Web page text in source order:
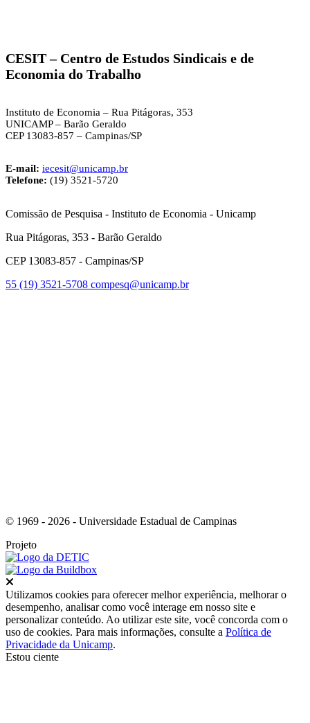
CESIT – Centro de Estudos Sindicais e de
Economia do Trabalho
Instituto de Economia – Rua Pitágoras, 353
UNICAMP – Barão Geraldo
CEP 13083-857 – Campinas/SP
E-mail: iecesit@unicamp.br
Telefone: (19) 3521-5720
Comissão de Pesquisa - Instituto de Economia - Unicamp
Rua Pitágoras, 353 - Barão Geraldo
CEP 13083-857 - Campinas/SP
55 (19) 3521-5708 compesq@unicamp.br
© 1969 - 2026 - Universidade Estadual de Campinas
Projeto
Utilizamos cookies para oferecer melhor experiência, melhorar o
desempenho, analisar como você interage em nosso site e
personalizar conteúdo. Ao utilizar este site, você concorda com o
uso de cookies. Para mais informações, consulte a Política de
Privacidade da Unicamp.
Estou ciente